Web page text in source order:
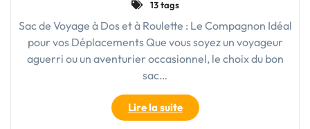
13 tags
Sac de Voyage à Dos et à Roulette : Le Compagnon Idéal
pour vos Déplacements Que vous soyez un voyageur
aguerri ou un aventurier occasionnel, le choix du bon
sac…
Lire la suite"Le
Sac